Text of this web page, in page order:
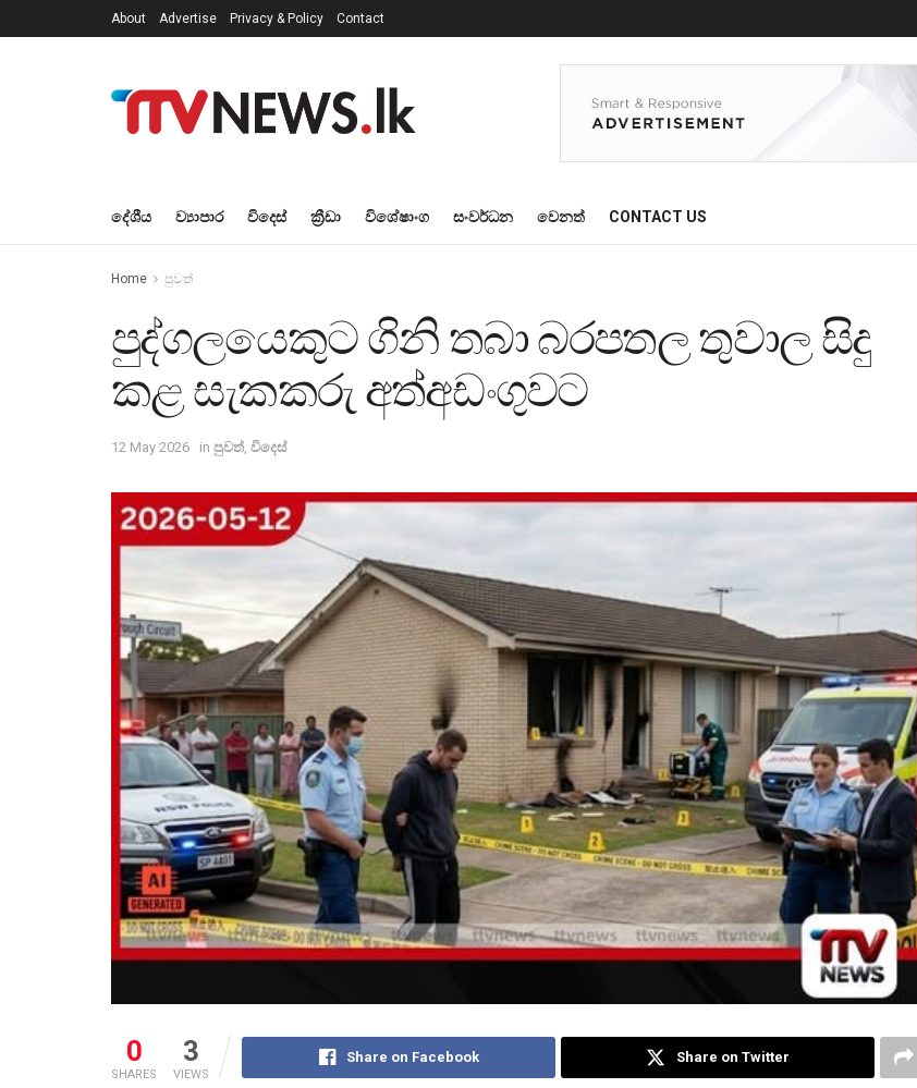
About Advertise Privacy & Policy Contact
දේශීය ව්‍යාපාර විදෙස් ක්‍රීඩා විශේෂාංග සංවර්ධන වෙනත් CONTACT US
Home පුවත්
පුද්ගලයෙකුට ගිනි තබා බරපතල තුවාල සිදු
කළ සැකකරු අත්අඩංගුවට
12 May 2026 in පුවත් විදෙස්
0
SHARES
3
VIEWS
Share on Facebook Share on Twitter